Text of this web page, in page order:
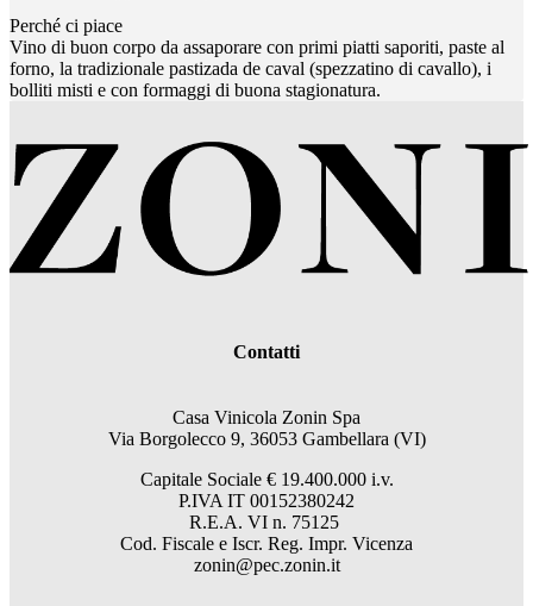
Perché ci piace
Vino di buon corpo da assaporare con primi piatti saporiti, paste al
forno, la tradizionale pastizada de caval (spezzatino di cavallo), i
bolliti misti e con formaggi di buona stagionatura.
Contatti
Casa Vinicola Zonin Spa
Via Borgolecco 9, 36053 Gambellara (VI)
Capitale Sociale € 19.400.000 i.v.
P.IVA IT 00152380242
R.E.A. VI n. 75125
Cod. Fiscale e Iscr. Reg. Impr. Vicenza
zonin@pec.zonin.it